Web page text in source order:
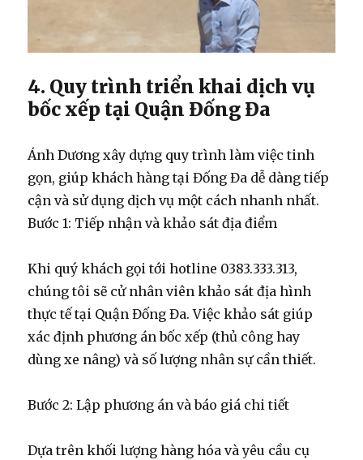
4. Quy trình triển khai dịch vụ
bốc xếp tại Quận Đống Đa
Ánh Dương xây dựng quy trình làm việc tinh
gọn, giúp khách hàng tại Đống Đa dễ dàng tiếp
cận và sử dụng dịch vụ một cách nhanh nhất.
Bước 1: Tiếp nhận và khảo sát địa điểm
Khi quý khách gọi tới hotline 0383.333.313,
chúng tôi sẽ cử nhân viên khảo sát địa hình
thực tế tại Quận Đống Đa. Việc khảo sát giúp
xác định phương án bốc xếp (thủ công hay
dùng xe nâng) và số lượng nhân sự cần thiết.
Bước 2: Lập phương án và báo giá chi tiết
Dựa trên khối lượng hàng hóa và yêu cầu cụ